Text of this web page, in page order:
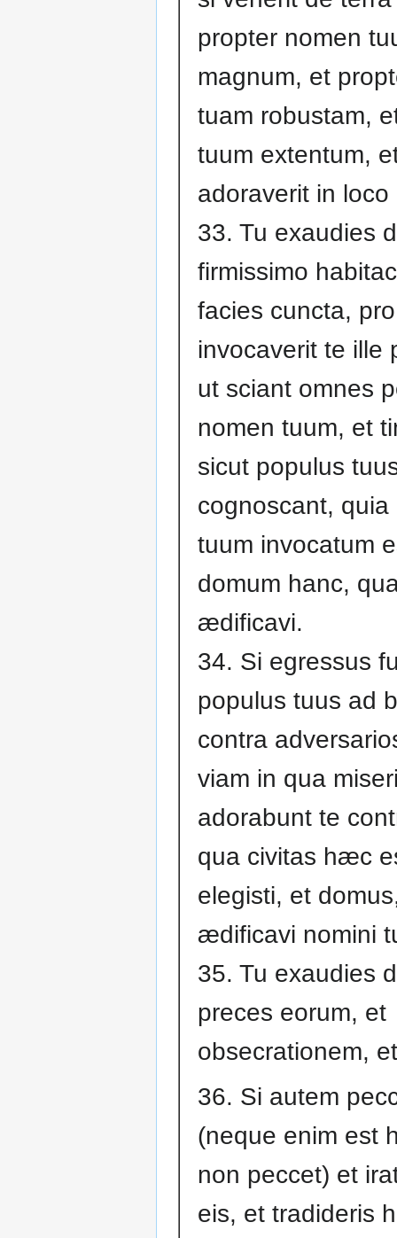
propter nomen
magnum, et
tuam robustam,
tuum extentum,
adoraverit in loco
33. Tu exaudies
firmissimo
facies cuncta,
invocaverit te ille
ut sciant omnes
nomen tuum, et
sicut populus
cognoscant, quia
tuum invocatum
domum hanc,
ædificavi.
34. Si egressus
populus tuus ad
contra
viam in qua
adorabunt te
qua civitas hæc
elegisti, et
ædificavi nomini
35. Tu exaudies
preces eorum, et
obsecrationem,
36. Si autem
(neque enim est
non peccet) et
eis, et tradideris